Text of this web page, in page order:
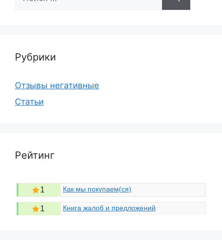
Рубрики
Отзывы негативные
Статьи
Рейтинг
1 Как мы покупаем(ся)
1 Книга жалоб и предложений